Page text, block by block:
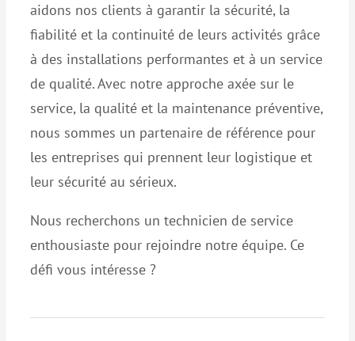
aidons nos clients à garantir la sécurité, la
fiabilité et la continuité de leurs activités grâce
à des installations performantes et à un service
de qualité. Avec notre approche axée sur le
service, la qualité et la maintenance préventive,
nous sommes un partenaire de référence pour
les entreprises qui prennent leur logistique et
leur sécurité au sérieux.
Nous recherchons un technicien de service
enthousiaste pour rejoindre notre équipe. Ce
défi vous intéresse ?